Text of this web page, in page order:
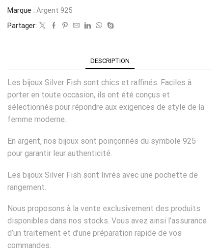
Marque : Argent 925
Partager:
DESCRIPTION
Les bijoux Silver Fish sont chics et raffinés. Faciles à
porter en toute occasion, ils ont été conçus et
sélectionnés pour répondre aux exigences de style de la
femme moderne.
En argent, nos bijoux sont poinçonnés du symbole 925
pour garantir leur authenticité.
Les bijoux Silver Fish sont livrés avec une pochette de
rangement.
Nous proposons à la vente exclusivement des produits
disponibles dans nos stocks. Vous avez ainsi l’assurance
d’un traitement et d’une préparation rapide de vos
commandes.